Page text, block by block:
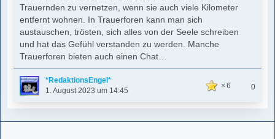
Trauernden zu vernetzen, wenn sie auch viele Kilometer
entfernt wohnen. In Trauerforen kann man sich
austauschen, trösten, sich alles von der Seele schreiben
und hat das Gefühl verstanden zu werden. Manche
Trauerforen bieten auch einen Chat…
*RedaktionsEngel*
1. August 2023 um 14:45
6 0